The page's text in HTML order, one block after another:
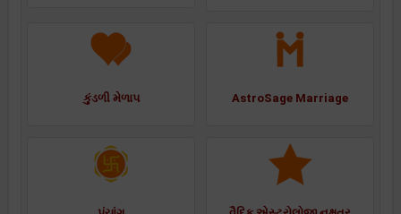
કુંડળી મેળાપ AstroSage Marriage